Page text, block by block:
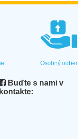
Osobný odber
Buďte s nami v
kontakte: